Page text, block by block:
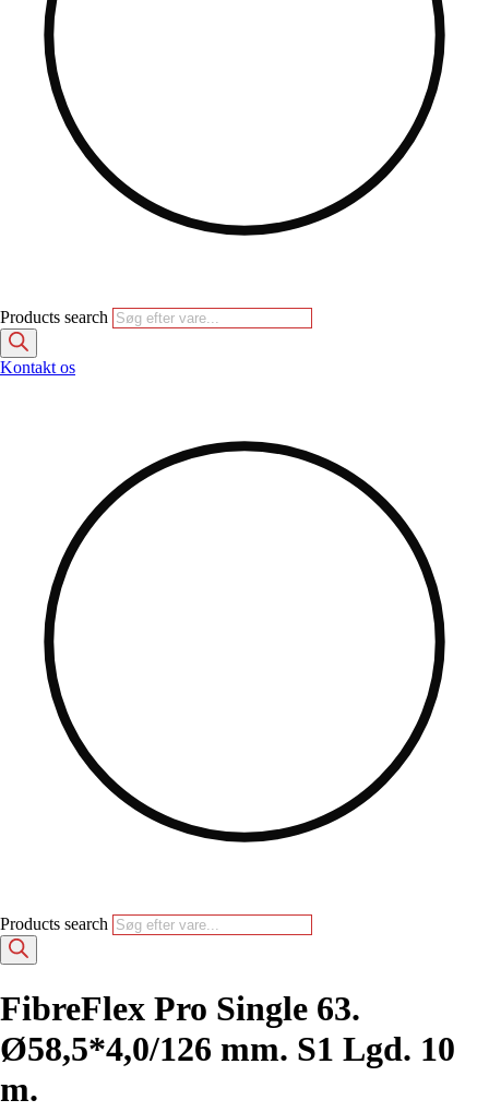
Products search
Kontakt os
Products search
FibreFlex Pro Single 63.
Ø58,5*4,0/126 mm. S1 Lgd. 10
m.